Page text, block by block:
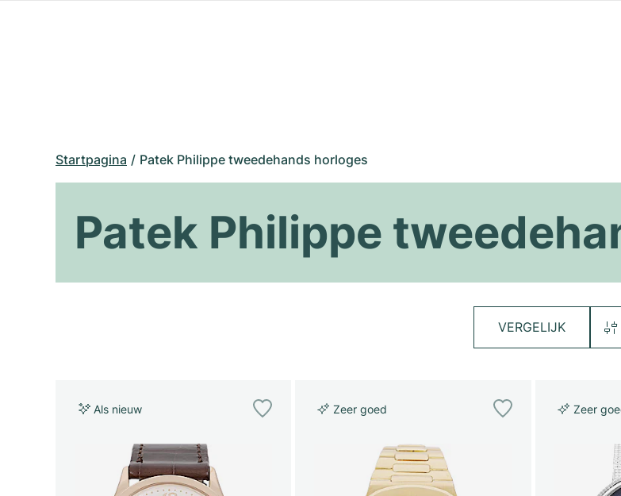
Startpagina Patek Philippe tweedehands horloges
Patek Philippe
VERGELIJK
Als nieuw Zeer goed Zeer